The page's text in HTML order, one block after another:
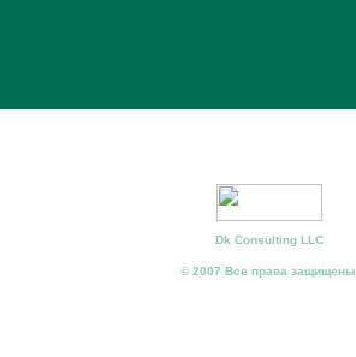
Dk Consulting LLC
© 2007 Все права защищены.